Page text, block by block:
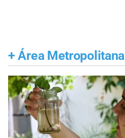
+ Área Metropolitana